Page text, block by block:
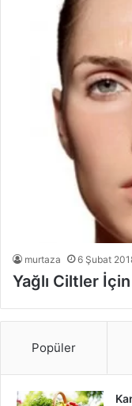
murtaza 6 Şubat
Yağlı Ciltler
Popüler